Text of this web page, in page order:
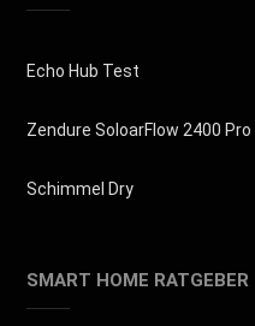
Echo Hub Test
Zendure SoloarFlow 2400 Pro
Schimmel Dry
SMART HOME RATGEBER